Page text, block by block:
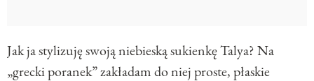
Jak ja stylizuję swoją niebieską sukienkę Talya? Na
„grecki poranek” zakładam do niej proste, płaskie